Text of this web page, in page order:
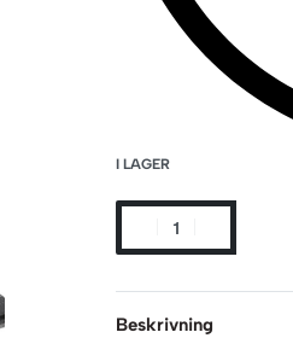
I LAGER
Beskrivning